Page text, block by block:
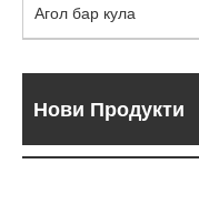
Агол бар кула
Нови Продукти